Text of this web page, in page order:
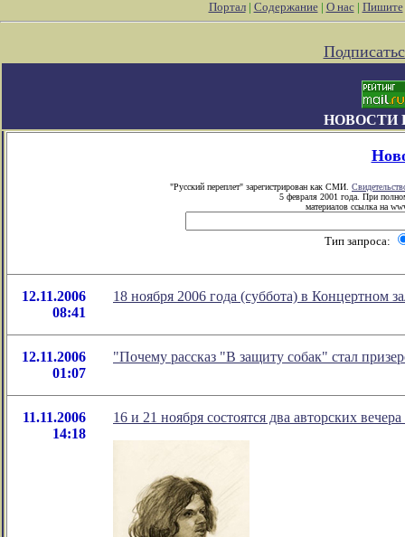
Портал| Содержание| О нас| Пишите
НОВОСТИ
"Русский переплет" зарегистрирован как СМИ.
5 февраля 2001 года. При
материалов ссылка на
Тип запроса:
12.11.2006
08:41
18 ноября 2006 года (суббота) в Концертном
12.11.2006
01:07
"Почему рассказ "В защиту собак" стал
11.11.2006
14:18
16 и 21 ноября состоятся два авторских